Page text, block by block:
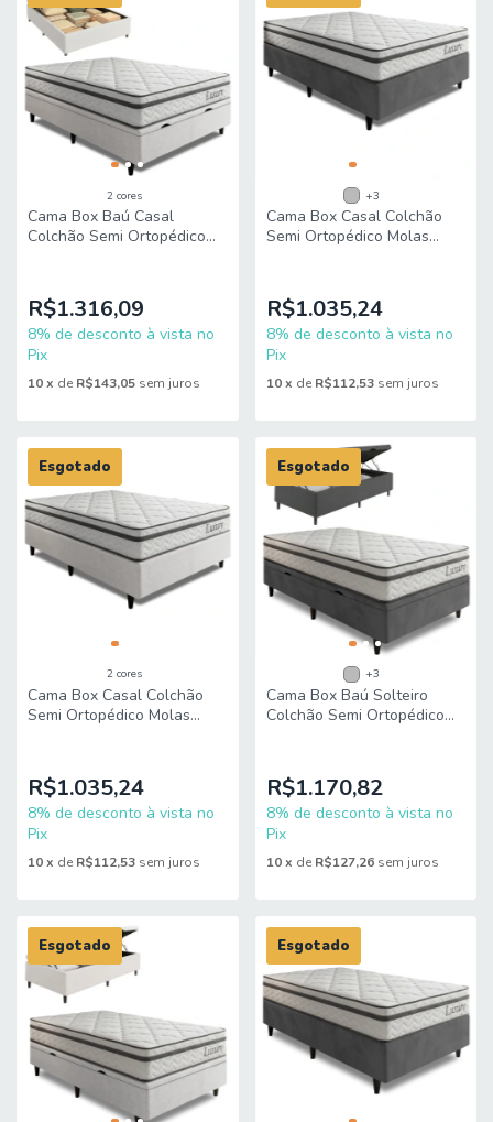
2 cores
Cama Box Baú Casal
Colchão Semi Ortopédico
R$1.316,09
8% de desconto à vista no
Pix
10x de R$143,05 sem juros
+3
Cama Box Casal Colchão
Semi Ortopédico Molas
R$1.035,24
8% de desconto à vista no
Pix
10 x de R$112,53 sem juros
2 cores
Cama Box Casal Colchão
Semi Ortopédico Molas
R$1.035,24
8% de desconto à vista no
Pix
Esgotado
10x de R$112,53 sem juros
+3
Cama Box Baú Solteiro
Colchão Semi Ortopédico
R$1.170,82
8% de desconto à vista no
Pix
Esgotado
10 x de R$127,26 sem juros
Esgotado Esgotado